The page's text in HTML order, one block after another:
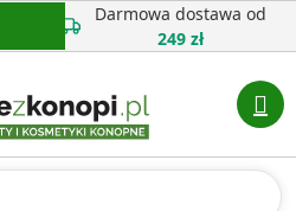
Darmowa dostawa od
249 zł